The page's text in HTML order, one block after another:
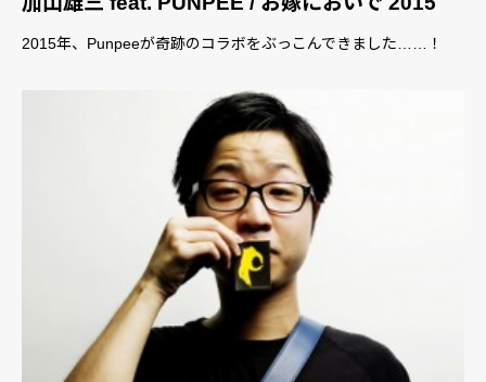
2015年、Punpeeが奇跡のコラボをぶっこんできました……！